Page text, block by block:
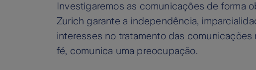
Investigaremos as comunicações de forma
Zurich garante a independência,
interesses no tratamento das
fé, comunica uma preocupação.